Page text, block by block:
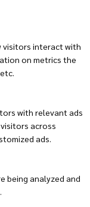
visitors interact with
on metrics the
with relevant ads
across
ads.
being analyzed and